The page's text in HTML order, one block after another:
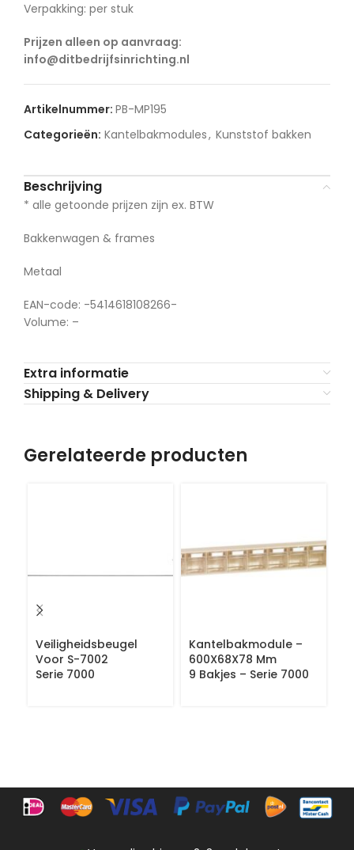
Verpakking: per stuk
Prijzen alleen op aanvraag:
info@ditbedrijfsinrichting.nl
Artikelnummer: PB-MP195
Categorieën: Kantelbakmodules, Kunststof bakken
Beschrijving
* alle getoonde prijzen zijn ex. BTW
Bakkenwagen & frames
Metaal
EAN-code: -5414618108266-
Volume: –
Extra informatie
Shipping & Delivery
Gerelateerde producten
Veiligheidsbeugel
Voor S-7002
Serie 7000
Kantelbakmodule –
600X68X78 Mm
9 Bakjes – Serie 7000